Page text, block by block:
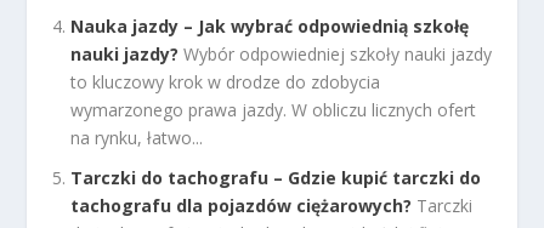
Nauka jazdy – Jak wybrać odpowiednią szkołę
nauki jazdy? Wybór odpowiedniej szkoły nauki jazdy
to kluczowy krok w drodze do zdobycia
wymarzonego prawa jazdy. W obliczu licznych ofert
na rynku, łatwo...
Tarczki do tachografu – Gdzie kupić tarczki do
tachografu dla pojazdów ciężarowych? Tarczki